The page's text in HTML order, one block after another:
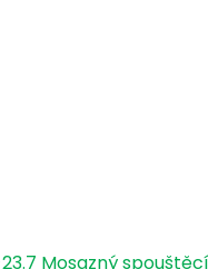
23.7 Mosazný